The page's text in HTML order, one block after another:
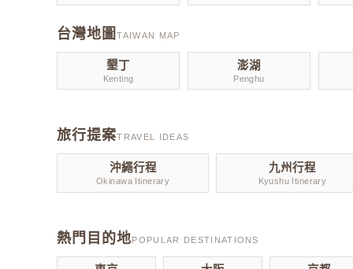
台灣地圖TAIWAN MAP
墾丁
Kenting
澎湖
Penghu
旅行提案TRAVEL IDEAS
沖繩行程
Okinawa Itinerary
九州行程
Kyushu Itinerary
熱門目的地POPULAR DESTINATIONS